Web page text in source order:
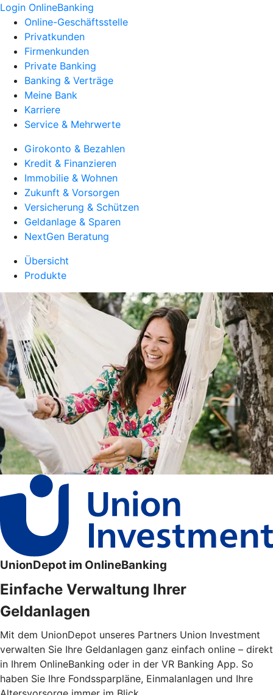
Login OnlineBanking
Online-Geschäftsstelle
Privatkunden
Firmenkunden
Private Banking
Banking & Verträge
Meine Bank
Karriere
Service & Mehrwerte
Girokonto & Bezahlen
Kredit & Finanzieren
Immobilie & Wohnen
Zukunft & Vorsorgen
Versicherung & Schützen
Geldanlage & Sparen
NextGen Beratung
Übersicht
Produkte
UnionDepot im OnlineBanking
Einfache Verwaltung Ihrer
Geldanlagen
Mit dem UnionDepot unseres Partners Union Investment
verwalten Sie Ihre Geldanlagen ganz einfach online – direkt
in Ihrem OnlineBanking oder in der VR Banking App. So
haben Sie Ihre Fondssparpläne, Einmalanlagen und Ihre